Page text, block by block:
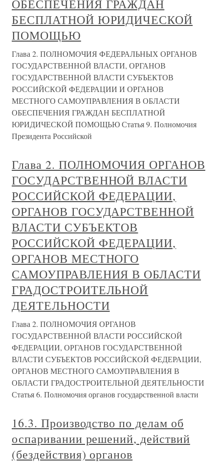
ОБЕСПЕЧЕНИЯ ГРАЖДАН
БЕСПЛАТНОЙ ЮРИДИЧЕСКОЙ
ПОМОЩЬЮ
Глава 2. ПОЛНОМОЧИЯ ФЕДЕРАЛЬНЫХ ОРГАНОВ
ГОСУДАРСТВЕННОЙ ВЛАСТИ, ОРГАНОВ
ГОСУДАРСТВЕННОЙ ВЛАСТИ СУБЪЕКТОВ
РОССИЙСКОЙ ФЕДЕРАЦИИ И ОРГАНОВ
МЕСТНОГО САМОУПРАВЛЕНИЯ В ОБЛАСТИ
ОБЕСПЕЧЕНИЯ ГРАЖДАН БЕСПЛАТНОЙ
ЮРИДИЧЕСКОЙ ПОМОЩЬЮ Статья 9. Полномочия
Президента Российской
Глава 2. ПОЛНОМОЧИЯ ОРГАНОВ
ГОСУДАРСТВЕННОЙ ВЛАСТИ
РОССИЙСКОЙ ФЕДЕРАЦИИ,
ОРГАНОВ ГОСУДАРСТВЕННОЙ
ВЛАСТИ СУБЪЕКТОВ
РОССИЙСКОЙ ФЕДЕРАЦИИ,
ОРГАНОВ МЕСТНОГО
САМОУПРАВЛЕНИЯ В ОБЛАСТИ
ГРАДОСТРОИТЕЛЬНОЙ
ДЕЯТЕЛЬНОСТИ
Глава 2. ПОЛНОМОЧИЯ ОРГАНОВ
ГОСУДАРСТВЕННОЙ ВЛАСТИ РОССИЙСКОЙ
ФЕДЕРАЦИИ, ОРГАНОВ ГОСУДАРСТВЕННОЙ
ВЛАСТИ СУБЪЕКТОВ РОССИЙСКОЙ ФЕДЕРАЦИИ,
ОРГАНОВ МЕСТНОГО САМОУПРАВЛЕНИЯ В
ОБЛАСТИ ГРАДОСТРОИТЕЛЬНОЙ ДЕЯТЕЛЬНОСТИ
Статья 6. Полномочия органов государственной власти
16.3. Производство по делам об
оспаривании решений, действий
(бездействия) органов